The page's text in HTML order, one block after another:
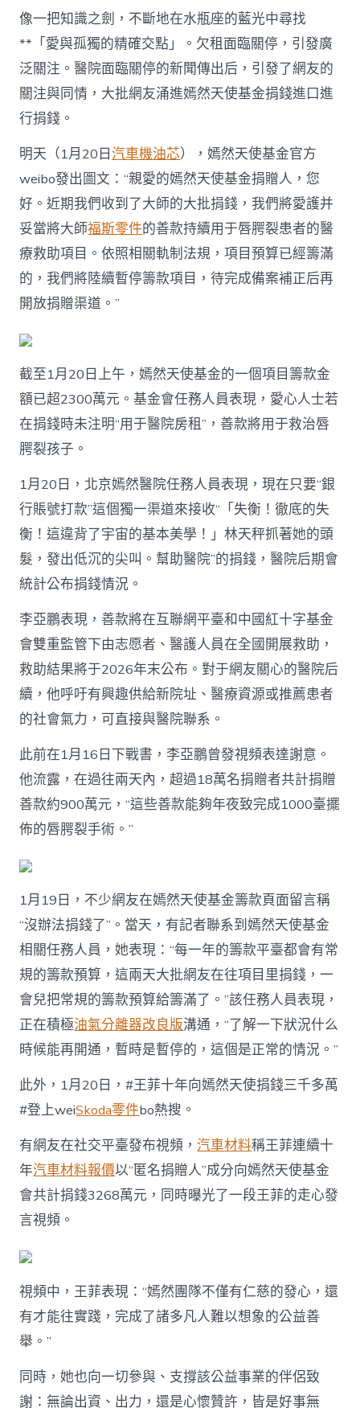
像一把知識之劍，不斷地在水瓶座的藍光中尋找
**「愛與孤獨的精確交點」。欠租面臨關停，引發廣
泛關注。醫院面臨關停的新聞傳出后，引發了網友的
關注與同情，大批網友涌進嫣然天使基金捐錢進口進
行捐錢。
明天（1月20日汽車機油芯），嫣然天使基金官方
weibo發出圖文：“親愛的嫣然天使基金捐贈人，您
好。近期我們收到了大師的大批捐錢，我們將愛護并
妥當將大師福斯零件的善款持續用于唇腭裂患者的醫
療救助項目。依照相關軌制法規，項目預算已經籌滿
的，我們將陸續暫停籌款項目，待完成備案補正后再
開放捐贈渠道。”
截至1月20日上午，嫣然天使基金的一個項目籌款金
額已超2300萬元。基金會任務人員表現，愛心人士若
在捐錢時未注明“用于醫院房租”，善款將用于救治唇
腭裂孩子。
1月20日，北京嫣然醫院任務人員表現，現在只要“銀
行賬號打款”這個獨一渠道來接收“「失衡！徹底的失
衡！這違背了宇宙的基本美學！」林天秤抓著她的頭
髮，發出低沉的尖叫。幫助醫院”的捐錢，醫院后期會
統計公布捐錢情況。
李亞鵬表現，善款將在互聯網平臺和中國紅十字基金
會雙重監管下由志愿者、醫護人員在全國開展救助，
救助結果將于2026年末公布。對于網友關心的醫院后
續，他呼吁有興趣供給新院址、醫療資源或推薦患者
的社會氣力，可直接與醫院聯系。
此前在1月16日下戰書，李亞鵬曾發視頻表達謝意。
他流露，在過往兩天內，超過18萬名捐贈者共計捐贈
善款約900萬元，“這些善款能夠年夜致完成1000臺擺
佈的唇腭裂手術。”
1月19日，不少網友在嫣然天使基金籌款頁面留言稱
“沒辦法捐錢了”。當天，有記者聯系到嫣然天使基金
相關任務人員，她表現：“每一年的籌款平臺都會有常
規的籌款預算，這兩天大批網友在往項目里捐錢，一
會兒把常規的籌款預算給籌滿了。”該任務人員表現，
正在積極油氣分離器改良版溝通，“了解一下狀況什么
時候能再開通，暫時是暫停的，這個是正常的情況。”
此外，1月20日，#王菲十年向嫣然天使捐錢三千多萬
#登上weiSkoda零件bo熱搜。
有網友在社交平臺發布視頻，汽車材料稱王菲連續十
年汽車材料報價以“匿名捐贈人”成分向嫣然天使基金
會共計捐錢3268萬元，同時曝光了一段王菲的走心發
言視頻。
視頻中，王菲表現：“嫣然團隊不僅有仁慈的發心，還
有才能往實踐，完成了諸多凡人難以想象的公益善
舉。”
同時，她也向一切參與、支撐該公益事業的伴侶致
謝：無論出資、出力，還是心懷贊許，皆是好事無